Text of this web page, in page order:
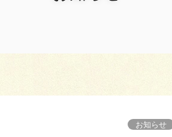
お知らせ